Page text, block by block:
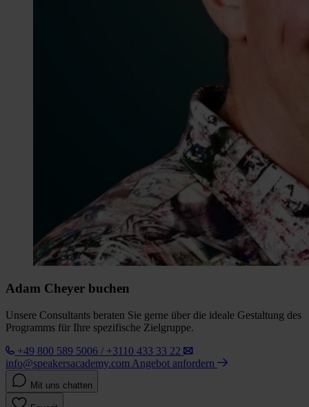
Adam Cheyer buchen
Unsere Consultants beraten Sie gerne über die ideale Gestaltung des
Programms für Ihre spezifische Zielgruppe.
+49 800 589 5006 / +3110 433 33 22
info@speakersacademy.com Angebot anfordern
Mit uns chatten